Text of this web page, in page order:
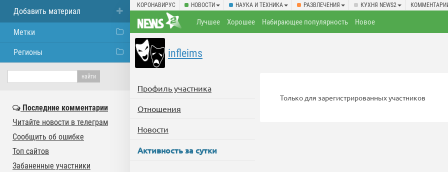
КОРОНАВИРУС НОВОСТИ НАУКА И ТЕХНИКА РАЗВЛЕЧЕНИЯ КУХНЯ NEWS2
Лучшее Хорошее Набирающее популярность Новое
infleims
Профиль участника
Отношения
Новости
Активность за сутки
Только для зарегистрированных участников
Добавить материал
Метки
Регионы
Последние комментарии
Читайте новости в телеграм
Сообщить об ошибке
Топ сайтов
Забаненные участники